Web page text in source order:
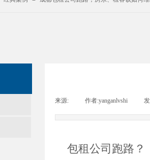
来源: 作者:yanganlvshi
包租公司跑路？